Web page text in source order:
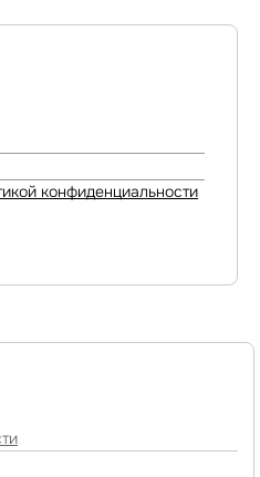
конфиденциальности